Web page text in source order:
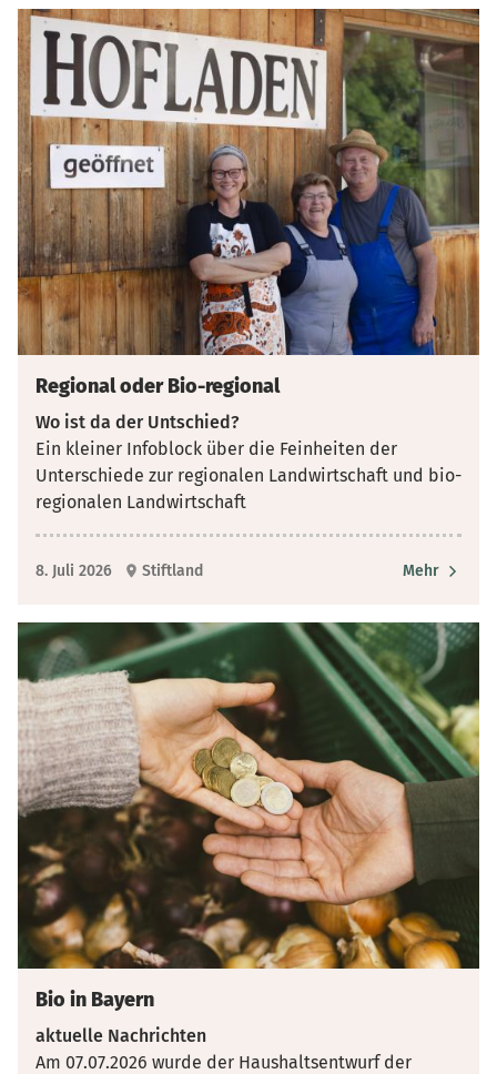
Regional oder Bio-regional
Wo ist da der Untschied?
Ein kleiner Infoblock über die Feinheiten der
Unterschiede zur regionalen Landwirtschaft und bio-
regionalen Landwirtschaft
8. Juli 2026 Stiftland Mehr
Bio in Bayern
aktuelle Nachrichten
Am 07.07.2026 wurde der Haushaltsentwurf der